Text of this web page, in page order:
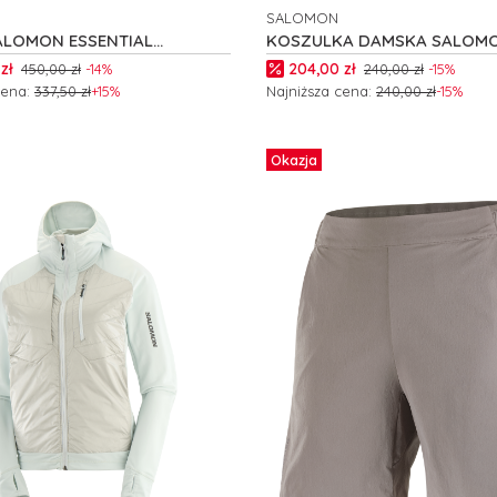
ESSENTIAL
W C26571
450,00 zł -14%
337,50 zł+15%
KOSZULKA DAMSKA
SHAKEout CORE W C24604
PRODUCENT
SALOMON
Cena promocyjna
204,00 zł 240,00 zł -15%
Najniższa cena: 240,00 zł-15%
Okazja